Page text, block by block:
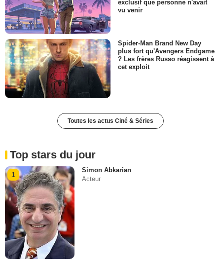
exclusif que personne n'avait
vu venir
Spider-Man Brand New Day
plus fort qu'Avengers Endgame
? Les frères Russo réagissent à
cet exploit
Toutes les actus Ciné & Séries
Top stars du jour
1
Simon Abkarian
Acteur